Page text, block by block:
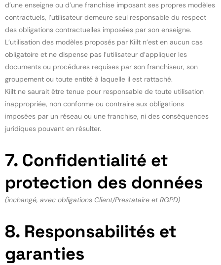
d’une enseigne ou d’une franchise imposant ses propres modèles
contractuels, l’utilisateur demeure seul responsable du respect
des obligations contractuelles imposées par son enseigne.
L’utilisation des modèles proposés par Kiilt n’est en aucun cas
obligatoire et ne dispense pas l’utilisateur d’appliquer les
documents ou procédures requises par son franchiseur, son
groupement ou toute entité à laquelle il est rattaché.
Kiilt ne saurait être tenue pour responsable de toute utilisation
inappropriée, non conforme ou contraire aux obligations
imposées par un réseau ou une franchise, ni des conséquences
juridiques pouvant en résulter.
7. Confidentialité et
protection des données
(inchangé, avec obligations Client/Prestataire et RGPD)
8. Responsabilités et
garanties